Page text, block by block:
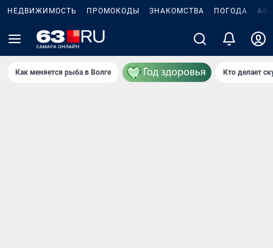
НЕДВИЖИМОСТЬ ПРОМОКОДЫ ЗНАКОМСТВА ПОГОДА
Как меняется рыба в Волге Кто делает